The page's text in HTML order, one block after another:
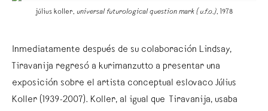
július koller, universal futurological question mark (u.f.o.), 1978
Inmediatamente después de su colaboración Lindsay,
Tiravanija regresó a kurimanzutto a presentar una
exposición sobre el artista conceptual eslovaco Július
Koller (1939-2007). Koller, al igual que Tiravanija, usaba